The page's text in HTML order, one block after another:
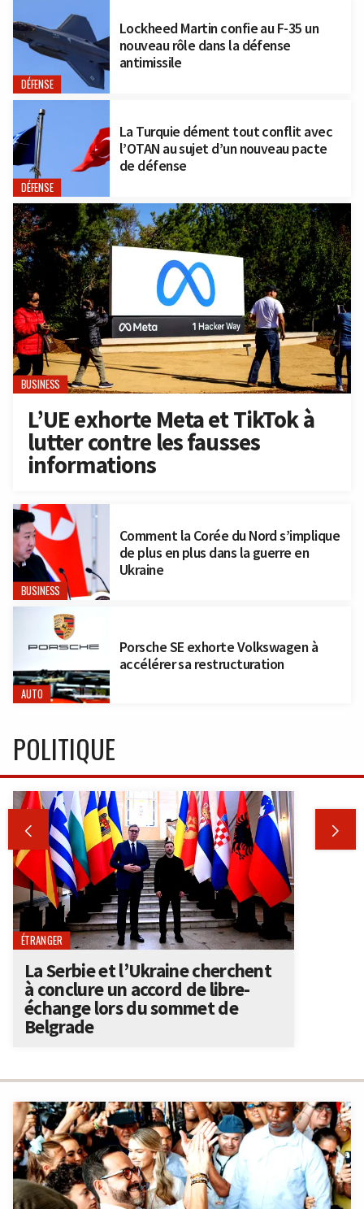
DÉFENSE
Lockheed Martin confie au F-35 un
nouveau rôle dans la défense
antimissile
DÉFENSE
La Turquie dément tout conflit avec
l’OTAN au sujet d’un nouveau pacte
de défense
BUSINESS
L’UE exhorte Meta et TikTok à
lutter contre les fausses
informations
BUSINESS
Comment la Corée du Nord s’implique
de plus en plus dans la guerre en
Ukraine
AUTO
Porsche SE exhorte Volkswagen à
accélérer sa restructuration
POLITIQUE
 
ÉTRANGER
La Serbie et l’Ukraine cherchent
à conclure un accord de libre-
échange lors du sommet de
Belgrade